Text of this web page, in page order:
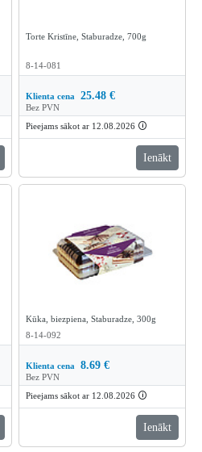
Torte Kristīne, Staburadze, 700g
8-14-081
Klienta cena 25.48 €
Bez PVN
Pieejams sākot ar 12.08.2026 🛈
Ienākt
Kūka, biezpiena, Staburadze, 300g
8-14-092
Klienta cena 8.69 €
Bez PVN
Pieejams sākot ar 12.08.2026 🛈
Ienākt